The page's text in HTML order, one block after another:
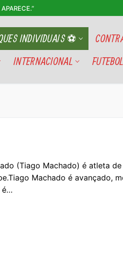
INDIVIDUAIS ⚽
INTERNACIONAL
(Tiago Machado) é atleta
Machado é avançado,
é…